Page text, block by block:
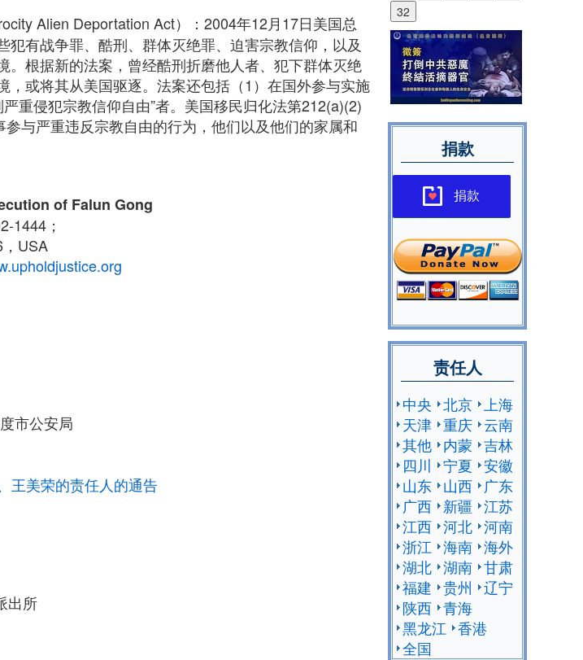
Alien Deportation Act）：2004年12月17日美国总
有战争罪、酷刑、群体灭绝罪、迫害宗教信仰，以及
根据新的法案，曾经酷刑折磨他人者、犯下群体灭绝
或将其从美国驱逐。法案还包括（1）在国外参与实施
重侵犯宗教信仰自由”者。美国移民归化法第212(a)(2)
与严重违反宗教自由的行为，他们以及他们的家属和
of Falun Gong
1444；
USA
市公安局
王美荣的责任人的通告
出所
32
捐款
捐款
责任人
中央 北京
上海
天津 重庆 云南
其他 内蒙 吉林
四川
宁夏 安徽
山东 山西
广东
广西 新疆 江苏
江西 河北 河南
浙江 海南 海外
湖北 湖南 甘肃
福建 贵州
辽宁
陕西 青海
黑龙江 香港
全国